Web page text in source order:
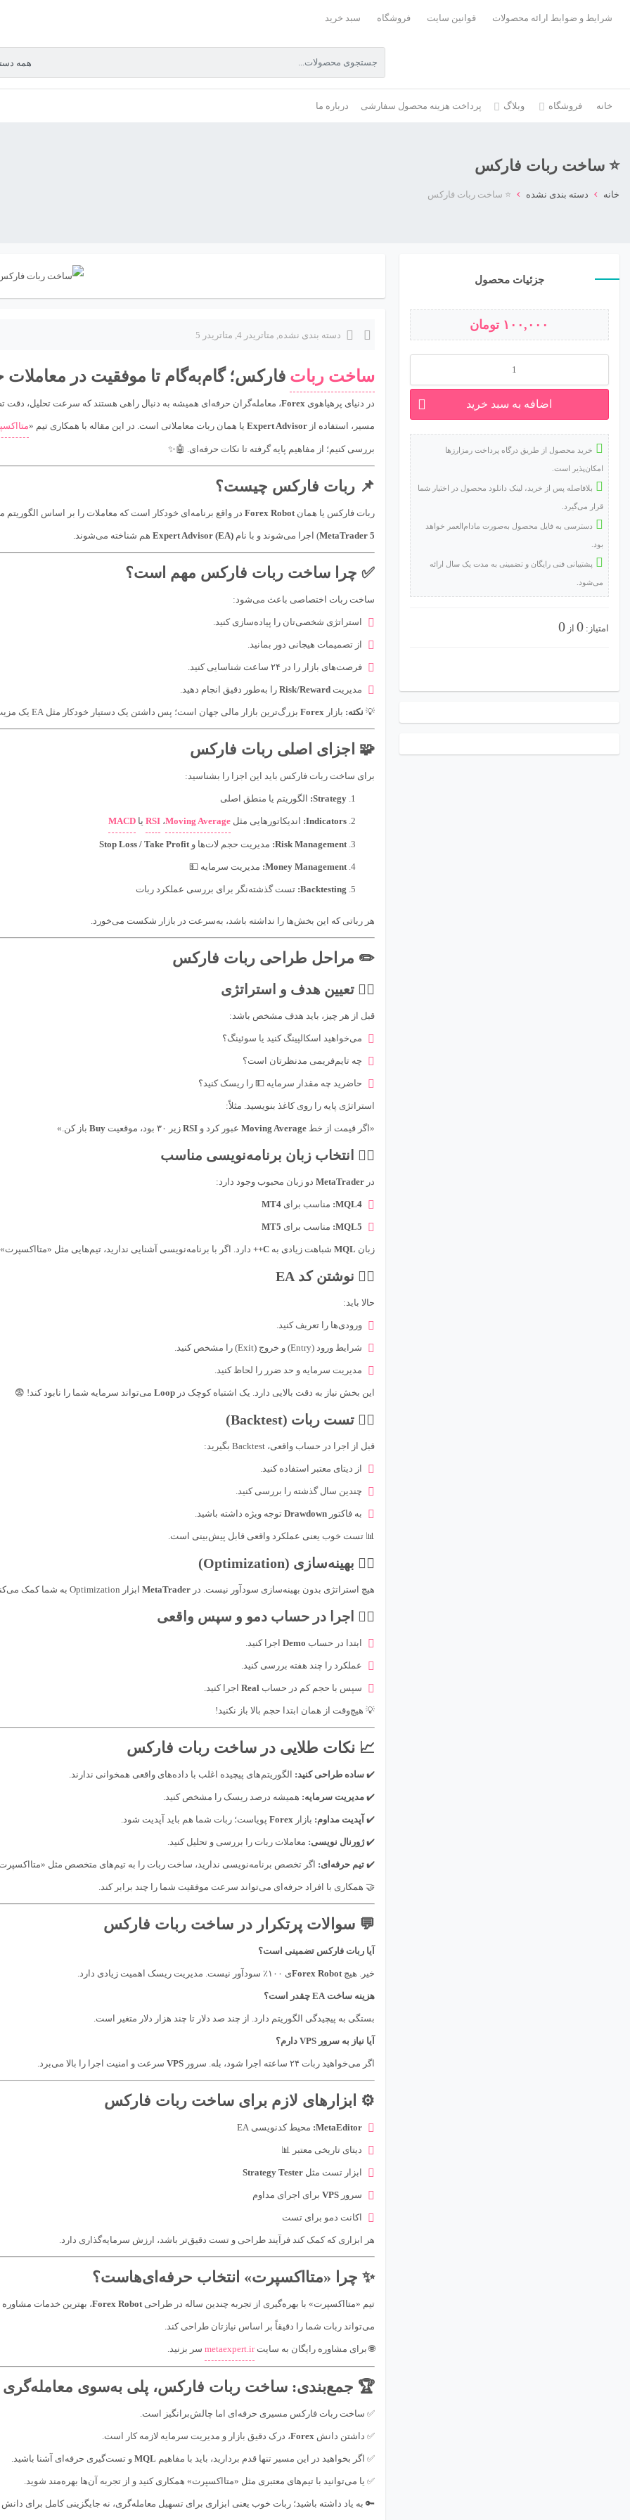
شرایط و ضوابط ارائه محصولات قوانین سایت فروشگاه سبد خرید
خانه فروشگاه وبلاگ پرداخت هزینه محصول سفارشی درباره ما
⭐ ساخت ربات فارکس
خانه › دسته بندی نشده › ⭐ ساخت ربات فارکس
جزئیات محصول
۱۰۰,۰۰۰ تومان
ساخت
فارکس
عدد
اضافه به سبد خرید
خرید محصول از طریق درگاه پرداخت رمزارزها
امکان‌پذیر است.
بلافاصله پس از خرید، لینک دانلود محصول در اختیار شما
قرار می‌گیرد.
دسترسی به فایل محصول به‌صورت مادام‌العمر خواهد
بود.
پشتیبانی فنی رایگان و تضمینی به مدت یک سال ارائه
می‌شود.
امتیاز: 0 از 0
دسته بندی نشده, متاتريدر 4 , متاتريدر 5
ساخت ربات فارکس؛ گام‌به‌گام تا موفقیت در معاملات
در دنیای پرهیاهویForex، معامله‌گران حرفه‌ای همیشه به دنبال راهی هستند که سرعت تحلیل، دقت
مسیر، استفاده ازExpert Advisor یا همان ربات معاملاتی است. در این مقاله با همکاری تیم «
بررسی کنیم؛ از مفاهیم پایه گرفته تا نکات حرفه‌ای. 🤖✨
📌 ربات فارکس چیست؟
ربات فارکس یا همانForex Robot در واقع برنامه‌ای خودکار است که معاملات را بر اساس
MetaTrader 5) اجرا می‌شوند و با نامExpert Advisor (EA) هم شناخته می‌شوند.
✅ چرا ساخت ربات فارکس مهم است؟
ساخت ربات اختصاصی باعث می‌شود:
استراتژی شخصی‌تان را پیاده‌سازی کنید.
از تصمیمات هیجانی دور بمانید.
فرصت‌های بازار را در ۲۴ ساعت شناسایی کنید.
مدیریتRisk/Reward را به‌طور دقیق انجام دهید.
💡 نکته: بازارForex بزرگ‌ترین بازار مالی جهان است؛ پس داشتن یک دستیار خودکار مثل EA یک مزیت رقابتی واقعی خواهد بود.
🧩 اجزای اصلی ربات فارکس
برای ساخت ربات فارکس باید این اجزا را بشناسید:
Strategy: الگوریتم یا منطق اصلی
Indicators: اندیکاتورهایی مثلMoving Average،RSI یاMACD
Risk Management: مدیریت حجم لات‌ها وStop Loss / Take Profit
Money Management: مدیریت سرمایه 💵
Backtesting: تست گذشته‌نگر برای بررسی عملکرد ربات
هر رباتی که این بخش‌ها را نداشته باشد، به‌سرعت در بازار شکست می‌خورد.
✏️ مراحل طراحی ربات فارکس
۱️⃣ تعیین هدف و استراتژی
قبل از هر چیز، باید هدف مشخص باشد:
می‌خواهید اسکالپینگ کنید یا سوئینگ؟
چه تایم‌فریمی مدنظرتان است؟
حاضرید چه مقدار سرمایه 💵 را ریسک کنید؟
استراتژی پایه را روی کاغذ بنویسید. مثلاً:
«اگر قیمت از خطMoving Average عبور کرد وRSI زیر ۳۰ بود، موقعیت Buy باز کن.»
۲️⃣ انتخاب زبان برنامه‌نویسی مناسب
درMetaTrader دو زبان محبوب وجود دارد:
MQL4: مناسب برایMT4
MQL5: مناسب برای MT5
زبان MQL شباهت زیادی بهC++ دارد. اگر با برنامه‌نویسی آشنایی ندارید، تیم‌هایی مثل
۳️⃣ نوشتن کد EA
حالا باید:
ورودی‌ها را تعریف کنید.
شرایط ورود (Entry) و خروج (Exit) را مشخص کنید.
مدیریت سرمایه و حد ضرر را لحاظ کنید.
این بخش نیاز به دقت بالایی دارد. یک اشتباه کوچک درLoop می‌تواند سرمایه شما را نابود کند! 😨
۴️⃣ تست ربات (Backtest)
قبل از اجرا در حساب واقعی، Backtest بگیرید:
از دیتای معتبر استفاده کنید.
چندین سال گذشته را بررسی کنید.
به فاکتورDrawdown توجه ویژه داشته باشید.
📊 تست خوب یعنی عملکرد واقعی قابل پیش‌بینی است.
۵️⃣ بهینه‌سازی (Optimization)
هیچ استراتژی بدون بهینه‌سازی سودآور نیست. درMetaTrader ابزار Optimization به شما کمک می‌کند پارامترها را تغییر دهید تا بهترین نتیجه را بگیرید.
۶️⃣ اجرا در حساب دمو و سپس واقعی
ابتدا در حساب Demo اجرا کنید.
عملکرد را چند هفته بررسی کنید.
سپس با حجم کم در حسابReal اجرا کنید.
💡 هیچ‌وقت از همان ابتدا حجم بالا باز نکنید!
📈 نکات طلایی در ساخت ربات فارکس
✔️ساده طراحی کنید: الگوریتم‌های پیچیده اغلب با داده‌های واقعی همخوانی ندارند.
✔️مدیریت سرمایه: همیشه درصد ریسک را مشخص کنید.
✔️ آپدیت مداوم: بازارForex پویاست؛ ربات شما هم باید آپدیت شود.
✔️ژورنال نویسی: معاملات ربات را بررسی و تحلیل کنید.
✔️تیم حرفه‌ای: اگر تخصص برنامه‌نویسی ندارید، ساخت ربات را به تیم‌های متخصص مثل
🤝 همکاری با افراد حرفه‌ای می‌تواند سرعت موفقیت شما را چند برابر کند.
💬 سوالات پرتکرار در ساخت ربات فارکس
آیا ربات فارکس تضمینی است؟
خیر. هیچForex Robotی ۱۰۰٪ سودآور نیست. مدیریت ریسک اهمیت زیادی دارد.
هزینه ساخت EA چقدر است؟
بستگی به پیچیدگی الگوریتم دارد. از چند صد دلار تا چند هزار دلار متغیر است.
آیا نیاز به سرور VPS دارم؟
اگر می‌خواهید ربات ۲۴ ساعته اجرا شود، بله. سرور VPS سرعت و امنیت اجرا را بالا می‌برد.
⚙️ ابزارهای لازم برای ساخت ربات فارکس
MetaEditor: محیط کدنویسی EA
دیتای تاریخی معتبر 📊
ابزار تست مثلStrategy Tester
سرورVPS برای اجرای مداوم
اکانت دمو برای تست
هر ابزاری که کمک کند فرآیند طراحی و تست دقیق‌تر باشد، ارزش سرمایه‌گذاری دارد.
✨ چرا «متااکسپرت» انتخاب حرفه‌ای‌هاست؟
تیم «متااکسپرت» با بهره‌گیری از تجربه چندین ساله در طراحیForex Robot، بهترین خدمات مشاوره
می‌تواند ربات شما را دقیقاً بر اساس نیازتان طراحی کند.
🌐 برای مشاوره رایگان به سایتmetaexpert.ir سر بزنید.
🏆 جمع‌بندی: ساخت ربات فارکس، پلی به‌سوی
✅ ساخت ربات فارکس مسیری حرفه‌ای اما چالش‌برانگیز است.
✅ داشتن دانشForex، درک دقیق بازار و مدیریت سرمایه لازمه کار است.
✅ اگر بخواهید در این مسیر تنها قدم بردارید، باید با مفاهیم MQL و تست‌گیری حرفه‌ای آشنا باشید.
✅ یا می‌توانید با تیم‌های معتبری مثل «متااکسپرت» همکاری کنید و از تجربه آن‌ها بهره‌مند شوید.
🔑 به یاد داشته باشید؛ ربات خوب یعنی ابزاری برای تسهیل معامله‌گری، نه جایگزینی کامل برای دانش